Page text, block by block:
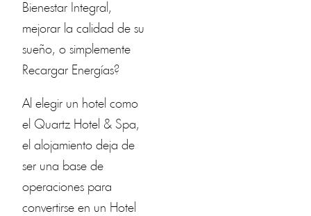
Bienestar Integral,
mejorar la calidad de su
sueño, o simplemente
Recargar Energías?
Al elegir un hotel como
el Quartz Hotel & Spa,
el alojamiento deja de
ser una base de
operaciones para
convertirse en un Hotel